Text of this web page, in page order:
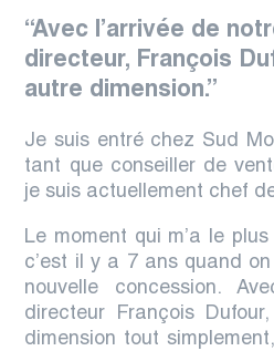
“Avec l’arrivée de
directeur, François
autre dimension.”
Je suis entréchez Sud
tant que conseiller de
je suis actuellement chef
Le moment qui m’a le
c’est il y a 7 ans quand
nouvelle concession.
directeur François
dimension tout